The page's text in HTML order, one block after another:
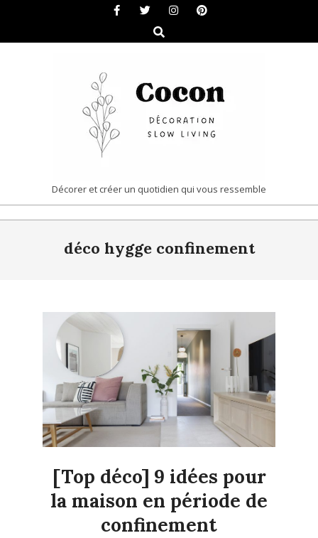
content
Search
COCON
|
DÉCORATION
LIVING
Décorer et créer un quotidien qui vous ressemble
déco hygge confinement
[Top déco] 9 idées pour
la maison en période de
confinement